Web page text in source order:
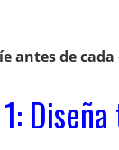
antes de cada